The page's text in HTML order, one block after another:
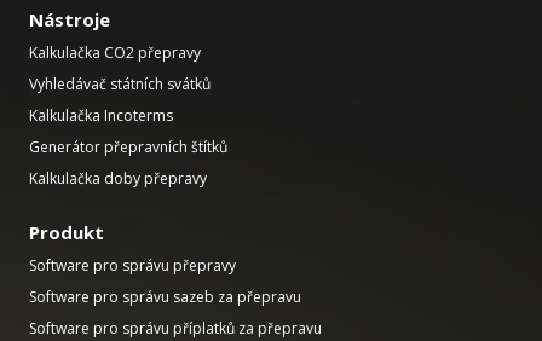
Nástroje
Kalkulačka CO2 přepravy
Vyhledávač státních svátků
Kalkulačka Incoterms
Generátor přepravních štítků
Kalkulačka doby přepravy
Produkt
Software pro správu přepravy
Software pro správu sazeb za přepravu
Software pro správu příplatků za přepravu